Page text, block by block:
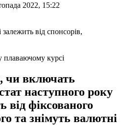
2022, 15:22
плаваючому курсі
чи включать
наступного року
від фіксованого
та знімуть валютні